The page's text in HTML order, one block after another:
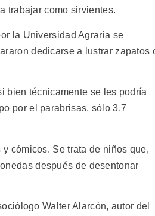
trabajar como sirvientes.
la Universidad Agraria se
dedicarse a lustrar zapatos
bien técnicamente se les podría
por el parabrisas, sólo 3,7
cómicos. Se trata de niños que,
después de desentonar
Walter Alarcón, autor del